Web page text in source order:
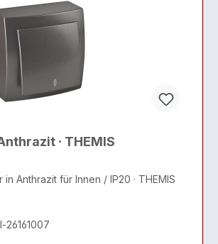
· THEMIS
Anthrazit für Innen / IP20 · THEMIS
26161007